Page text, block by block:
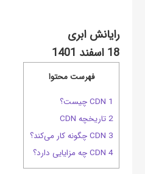
رایانش ابری
18 اسفند 1401
فهرست محتوا
1 CDN چیست؟
2 تاریخچه CDN
3 CDN چگونه کار می‌کند؟
4 CDN چه مزایایی دارد؟